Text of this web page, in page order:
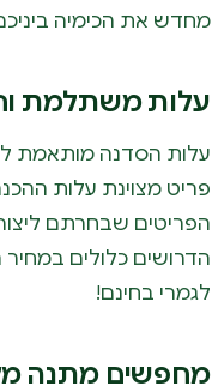
מחדש את הכימיה
עלות משתלמת
עלות הסדנה מותאמת
פריט מצוינת עלות
הפריטים שבחרתם ליצור
הדרושים כלולים
לגמרי בחינם!
מחפשים מתנה